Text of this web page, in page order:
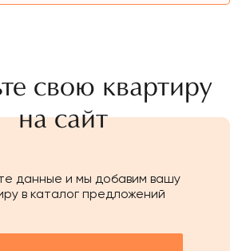
свою квартиру
на сайт
данные и мы добавим вашу
в каталог предложений